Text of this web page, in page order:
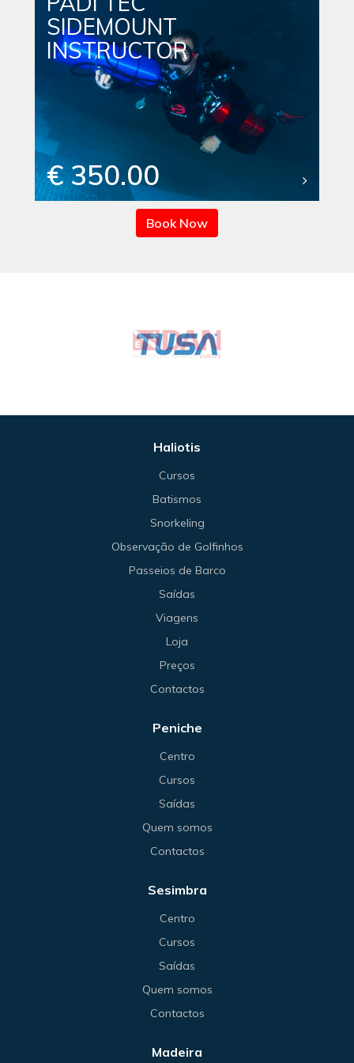
SIDEMOUNT
INSTRUCTOR
€ 350.00
Book Now
Haliotis
Cursos
Batismos
Snorkeling
Observação de Golfinhos
Passeios de Barco
Saídas
Viagens
Loja
Preços
Contactos
Peniche
Centro
Cursos
Saídas
Quem somos
Contactos
Sesimbra
Centro
Cursos
Saídas
Quem somos
Contactos
Madeira